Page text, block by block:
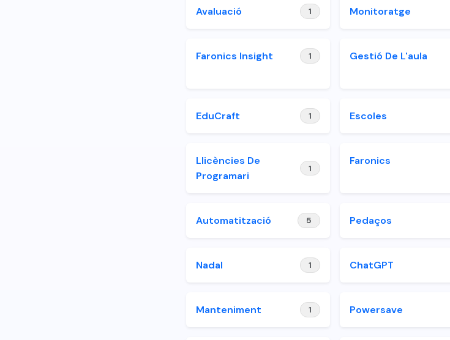
Avaluació 1 Monitoratge
Faronics Insight 1 Gestió De L'aula
EduCraft 1 Escoles
Llicències De
Programari
1
Faronics
Automatització 5 Pedaços
Nadal 1 ChatGPT
Manteniment 1 Powersave